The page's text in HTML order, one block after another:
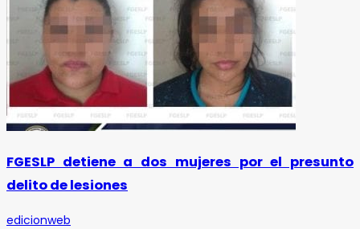
FGESLP detiene a dos mujeres por el presunto
delito de lesiones
edicionweb